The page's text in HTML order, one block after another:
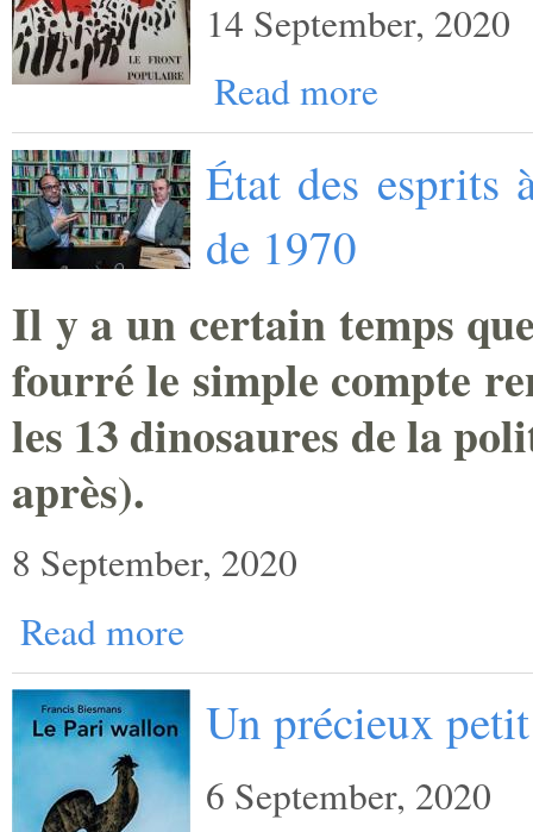
14 September, 2020
Read more
État des esprits
de 1970
Il y a un certain temps
fourré le simple compte
les 13 dinosaures de la
après).
8 September, 2020
Read more
Un précieux
6 September, 2020